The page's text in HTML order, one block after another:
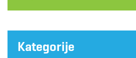
Kategorije